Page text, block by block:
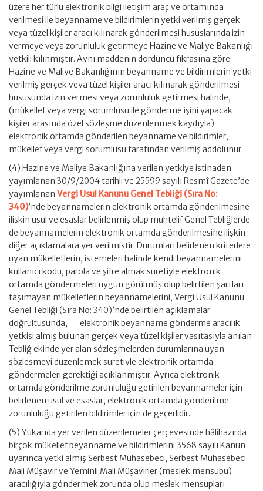
üzere her türlü elektronik bilgi iletişim araç ve ortamında
verilmesi ile beyanname ve bildirimlerin yetki verilmiş gerçek
veya tüzel kişiler aracı kılınarak gönderilmesi hususlarında izin
vermeye veya zorunluluk getirmeye Hazine ve Maliye Bakanlığı
yetkili kılınmıştır. Aynı maddenin dördüncü fıkrasına göre
Hazine ve Maliye Bakanlığının beyanname ve bildirimlerin yetki
verilmiş gerçek veya tüzel kişiler aracı kılınarak gönderilmesi
hususunda izin vermesi veya zorunluluk getirmesi halinde,
(mükellef veya vergi sorumlusu ile gönderme işini yapacak
kişiler arasında özel sözleşme düzenlenmek kaydıyla)
elektronik ortamda gönderilen beyanname ve bildirimler,
mükellef veya vergi sorumlusu tarafından verilmiş addolunur.
(4) Hazine ve Maliye Bakanlığına verilen yetkiye istinaden
yayımlanan 30/9/2004 tarihli ve 25599 sayılı Resmî Gazete’de
yayımlanan Vergi Usul Kanunu Genel Tebliği (Sıra No:
340)’nde beyannamelerin elektronik ortamda gönderilmesine
ilişkin usul ve esaslar belirlenmiş olup muhtelif Genel Tebliğlerde
de beyannamelerin elektronik ortamda gönderilmesine ilişkin
diğer açıklamalara yer verilmiştir. Durumları belirlenen kriterlere
uyan mükelleflerin, istemeleri halinde kendi beyannamelerini
kullanıcı kodu, parola ve şifre almak suretiyle elektronik
ortamda göndermeleri uygun görülmüş olup belirtilen şartları
taşımayan mükelleflerin beyannamelerini, Vergi Usul Kanunu
Genel Tebliği (Sıra No: 340)’nde belirtilen açıklamalar
doğrultusunda, elektronik beyanname gönderme aracılık
yetkisi almış bulunan gerçek veya tüzel kişiler vasıtasıyla anılan
Tebliğ ekinde yer alan sözleşmelerden durumlarına uyan
sözleşmeyi düzenlemek suretiyle elektronik ortamda
göndermeleri gerektiği açıklanmıştır. Ayrıca elektronik
ortamda gönderilme zorunluluğu getirilen beyannameler için
belirlenen usul ve esaslar, elektronik ortamda gönderilme
zorunluluğu getirilen bildirimler için de geçerlidir.
(5) Yukarıda yer verilen düzenlemeler çerçevesinde hâlihazırda
birçok mükellef beyanname ve bildirimlerini 3568 sayılı Kanun
uyarınca yetki almış Serbest Muhasebeci, Serbest Muhasebeci
Mali Müşavir ve Yeminli Mali Müşavirler (meslek mensubu)
aracılığıyla göndermek zorunda olup meslek mensupları